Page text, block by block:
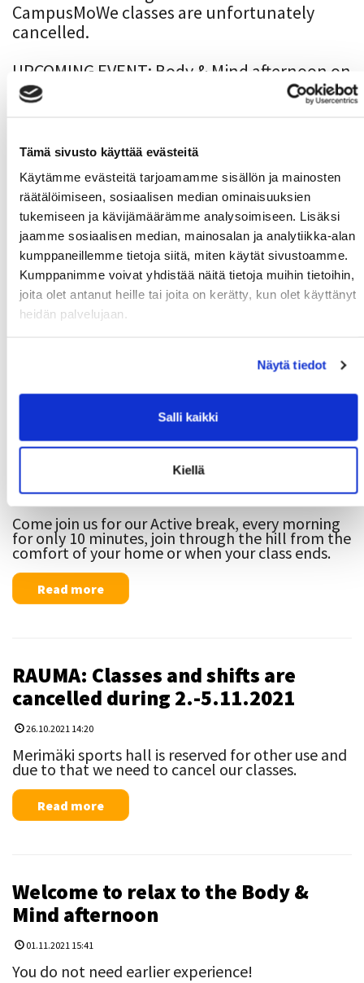
Tämä sivusto käyttää evästeitä
Käytämme evästeitä tarjoamamme sisällön ja mainosten
räätälöimiseen, sosiaalisen median ominaisuuksien
tukemiseen ja kävijämäärämme analysoimiseen. Lisäksi
jaamme sosiaalisen median, mainosalan ja analytiikka-alan
kumppaneillemme tietoja siitä, miten käytät sivustoamme.
Kumppanimme voivat yhdistää näitä tietoja muihin tietoihin,
joita olet antanut heille tai joita on kerätty, kun olet käyttänyt
heidän palvelujaan.
Näytä tiedot
Salli kaikki
Kiellä
CampusMoWe classes are unfortunately
cancelled.
UPCOMING EVENT: Body & Mind afternoon on
Fri 12.11. at Pori campus and FB Live.
Morning yoga starts on Wed 3.11.
01.11.2021 14:51
Energy into the darkening mornings on
Wednesdays at 7.15-8.00.
You can join the class in Pori A356 (enrolment via
app) or for free via FB live.
Read more
Active breaks are finally back! We
start on Mon 18.10.
Want to start your morning the right way, move
your body and get the day going well?
​​​​​​​Come join us for our Active break, every morning
for only 10 minutes, join through the hill from the
comfort of your home or when your class ends.
Read more
RAUMA: Classes and shifts are
cancelled during 2.-5.11.2021
26.10.2021 14:20
Merimäki sports hall is reserved for other use and
due to that we need to cancel our classes.
Read more
Welcome to relax to the Body &
Mind afternoon
01.11.2021 15:41
You do not need earlier experience!